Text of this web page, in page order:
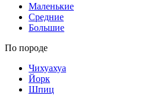
Маленькие
Средние
Большие
По породе
Чихуахуа
Йорк
Шпиц